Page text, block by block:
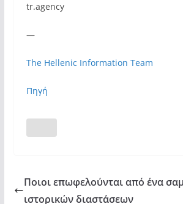
tr.agency
—
The Hellenic Information Team
Πηγή
Ποιοι επωφελούνται από ένα
ιστορικών διαστάσεων